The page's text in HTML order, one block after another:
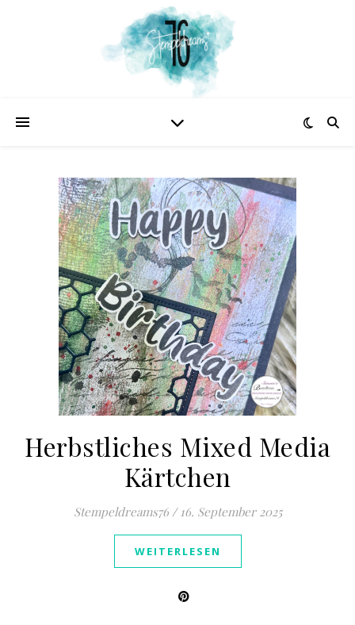
Herbstliches Mixed Media
Kärtchen
Stempeldreams76 / 16. September 2025
WEITERLESEN